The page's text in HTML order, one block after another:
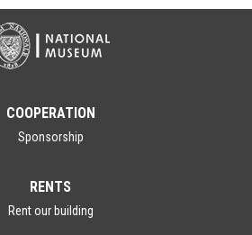
COOPERATION
Sponsorship
RENTS
Rent our building